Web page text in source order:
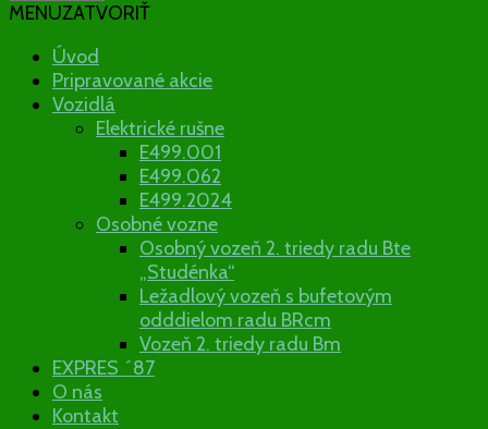
Železničný
klub Tatran
MENUZATVORIŤ
Úvod
Pripravované akcie
Vozidlá
Elektrické rušne
E499.001
E499.062
E499.2024
Osobné vozne
Osobný vozeň 2. triedy radu Bte
„Studénka“
Ležadlový vozeň s bufetovým
odddielom radu BRcm
Vozeň 2. triedy radu Bm
EXPRES ´87
O nás
Kontakt